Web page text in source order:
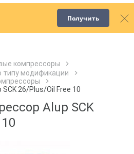
Получить
компрессоры
типу модификации
26/Plus/Oil Free 10
Alup SCK